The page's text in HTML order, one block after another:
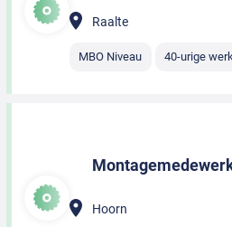
Raalte
MBO Niveau 40-urige
Hoorn